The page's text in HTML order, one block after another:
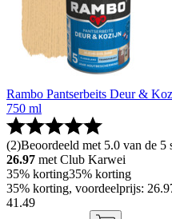
Rambo Pantserbeits Deur &
750 ml
(2)Beoordeeld met 5.0 van de 5
26.97 met Club Karwei
35% korting35% korting
35% korting, voordeelprijs:
41 .49